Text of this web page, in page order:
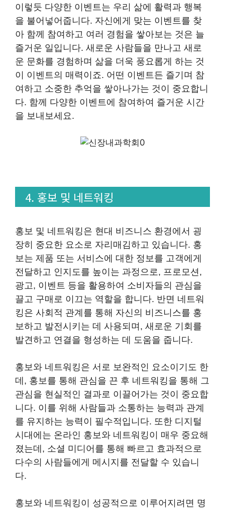
이렇듯 다양한 이벤트는 우리 삶에 활력과 행복
을 불어넣어줍니다. 자신에게 맞는 이벤트를 찾
아 함께 참여하고 여러 경험을 쌓아보는 것은 늘
즐거운 일입니다. 새로운 사람들을 만나고 새로
운 문화를 경험하며 삶을 더욱 풍요롭게 하는 것
이 이벤트의 매력이죠. 어떤 이벤트든 즐기며 참
여하고 소중한 추억을 쌓아나가는 것이 중요합니
다. 함께 다양한 이벤트에 참여하여 즐거운 시간
을 보내보세요.
4. 홍보 및 네트워킹
홍보 및 네트워킹은 현대 비즈니스 환경에서 굉
장히 중요한 요소로 자리매김하고 있습니다. 홍
보는 제품 또는 서비스에 대한 정보를 고객에게
전달하고 인지도를 높이는 과정으로, 프로모션,
광고, 이벤트 등을 활용하여 소비자들의 관심을
끌고 구매로 이끄는 역할을 합니다. 반면 네트워
킹은 사회적 관계를 통해 자신의 비즈니스를 홍
보하고 발전시키는 데 사용되며, 새로운 기회를
발견하고 연결을 형성하는 데 도움을 줍니다.
홍보와 네트워킹은 서로 보완적인 요소이기도 한
데, 홍보를 통해 관심을 끈 후 네트워킹을 통해 그
관심을 현실적인 결과로 이끌어가는 것이 중요합
니다. 이를 위해 사람들과 소통하는 능력과 관계
를 유지하는 능력이 필수적입니다. 또한 디지털
시대에는 온라인 홍보와 네트워킹이 매우 중요해
졌는데, 소셜 미디어를 통해 빠르고 효과적으로
다수의 사람들에게 메시지를 전달할 수 있습니
다.
홍보와 네트워킹이 성공적으로 이루어지려면 명